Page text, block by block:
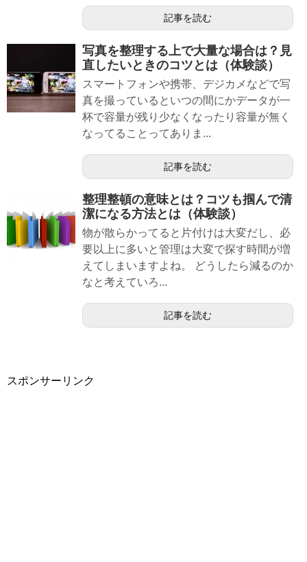
記事を読む
写真を整理する上で大量な場合は？見
直したいときのコツとは（体験談）
スマートフォンや携帯、デジカメなどで写
真を撮っているといつの間にかデータが一
杯で容量が残り少なくなったり容量が無く
なってることってありま...
記事を読む
整理整頓の意味とは？コツも掴んで清
潔になる方法とは（体験談）
物が散らかってると片付けは大変だし、必
要以上に多いと管理は大変で探す時間が増
えてしまいますよね。 どうしたら減るのか
なと考えていろ...
記事を読む
スポンサーリンク